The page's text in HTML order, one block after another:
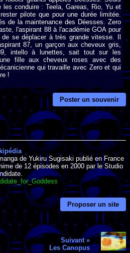
conduire : Teela, Gareas, Rio, Yu et
pilote que pour une durée limitée.
de la maintenance des Déesses. Zero
l'aspirant 88 à l'académie GOA pour
se déplacer à très grande vitesse. Il
87, un garçon aux cheveux gris,
intello à lunettes, sait tout sur les
fille aux cheveux roses avec des
qui travaille avec Zero et qui
!
Poster un souvenir
de Yukiru Sugisaki publié en France
de 12 épisodes en 2000 par le Studio
Proposer un site
Suivant »
Les Canopus